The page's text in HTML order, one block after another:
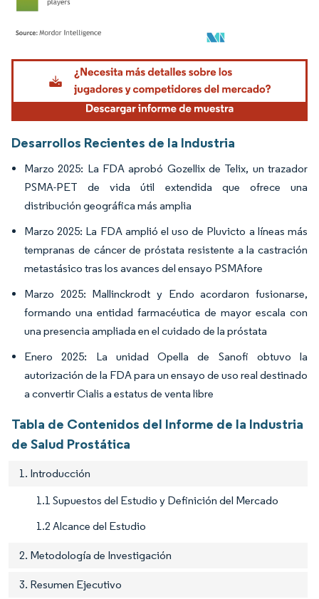
Imagen © Mordor Intelligence. El uso requiere atribución según CC BY 4.0.
Desarrollos Recientes de la Industria
Marzo 2025: La FDA aprobó Gozellix de Telix, un trazador
PSMA-PET de vida útil extendida que ofrece una
distribución geográfica más amplia
Marzo 2025: La FDA amplió el uso de Pluvicto a líneas más
tempranas de cáncer de próstata resistente a la castración
metastásico tras los avances del ensayo PSMAfore
Marzo 2025: Mallinckrodt y Endo acordaron fusionarse,
formando una entidad farmacéutica de mayor escala con
una presencia ampliada en el cuidado de la próstata
Enero 2025: La unidad Opella de Sanofi obtuvo la
autorización de la FDA para un ensayo de uso real destinado
a convertir Cialis a estatus de venta libre
Tabla de Contenidos del Informe de la Industria
de Salud Prostática
1. Introducción
1.1 Supuestos del Estudio y Definición del Mercado
1.2 Alcance del Estudio
2. Metodología de Investigación
3. Resumen Ejecutivo